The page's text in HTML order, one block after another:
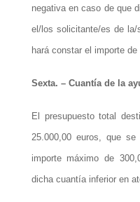
negativa en caso de que
el/los solicitante/es de
hará constar el importe de
Sexta. – Cuantía de la
El presupuesto total
25.000,00 euros, que se
importe máximo de
dicha cuantía inferior en